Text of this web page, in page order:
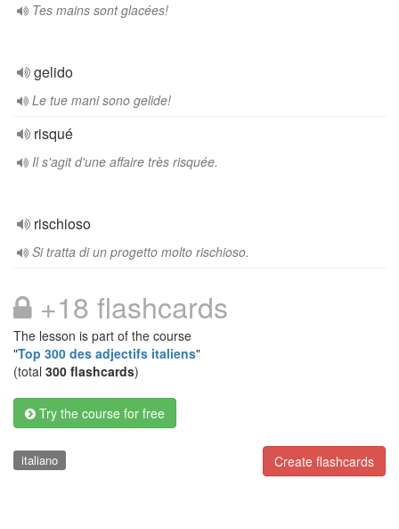
Tes mains sont glacées!
gelido
Le tue mani sono gelide!
risqué
Il s'agit d'une affaire très risquée.
rischioso
Si tratta di un progetto molto rischioso.
+18 flashcards
The lesson is part of the course
"Top 300 des adjectifs italiens"
(total 300 flashcards)
Try the course for free
Create flashcards
italiano